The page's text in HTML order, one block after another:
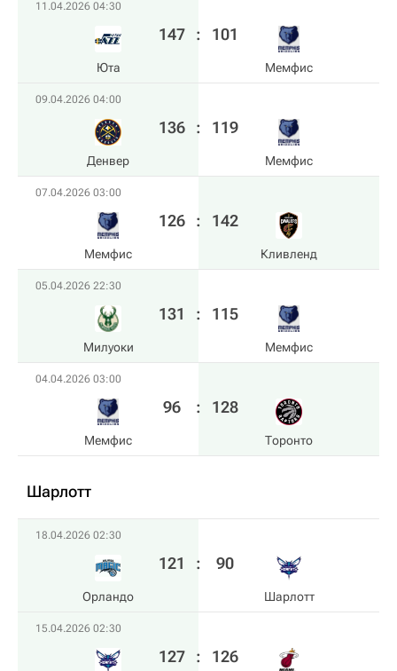
11.04.2026 04:30
Юта
147 : 101
Мемфис
09.04.2026 04:00
Денвер
136 : 119
Мемфис
07.04.2026 03:00
Мемфис
126 : 142
Кливленд
05.04.2026 22:30
Милуоки
131 : 115
Мемфис
04.04.2026 03:00
Мемфис
96 : 128
Торонто
Шарлотт
18.04.2026 02:30
Орландо
121 : 90
Шарлотт
15.04.2026 02:30
127 : 126